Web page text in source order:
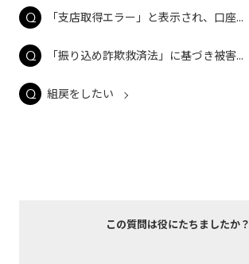
「支店取得エラー」と表示され、口座...
「振り込め詐欺救済法」に基づき被害...
組戻をしたい
この質問は役にたちましたか？